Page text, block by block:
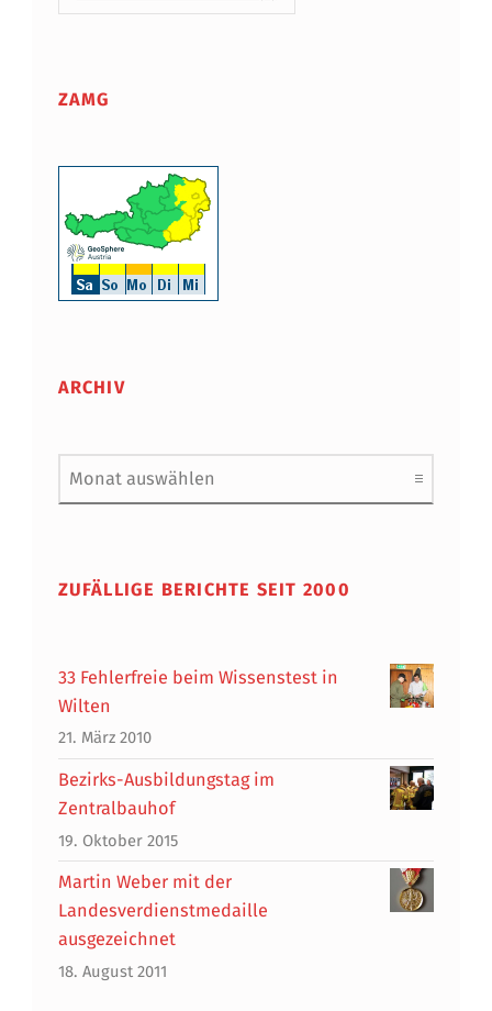
ZAMG
ARCHIV
Archiv
ZUFÄLLIGE BERICHTE SEIT 2000
33 Fehlerfreie beim Wissenstest in
Wilten
21. März 2010
Bezirks-Ausbildungstag im
Zentralbauhof
19. Oktober 2015
Martin Weber mit der
Landesverdienstmedaille
ausgezeichnet
18. August 2011